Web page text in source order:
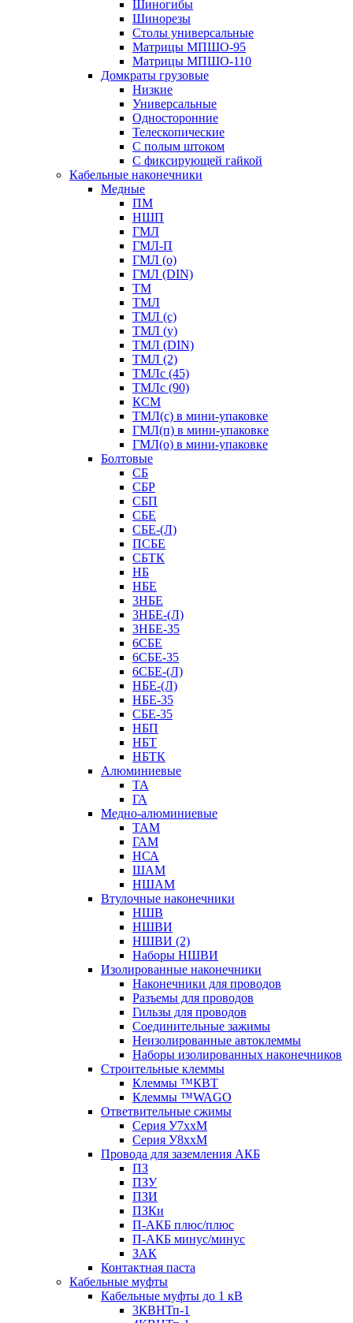
Шиногибы
Шинорезы
Столы универсальные
Матрицы МПШО-95
Матрицы МПШО-110
Домкраты грузовые
Низкие
Универсальные
Односторонние
Телескопические
С полым штоком
С фиксирующей гайкой
Кабельные наконечники
Медные
ПМ
НШП
ГМЛ
ГМЛ-П
ГМЛ (о)
ГМЛ (DIN)
ТМ
ТМЛ
ТМЛ (с)
ТМЛ (у)
ТМЛ (DIN)
ТМЛ (2)
ТМЛс (45)
ТМЛс (90)
КСМ
ТМЛ(с) в мини-упаковке
ГМЛ(п) в мини-упаковке
ГМЛ(о) в мини-упаковке
Болтовые
СБ
СБР
СБП
СБЕ
СБЕ-(Л)
ПСБЕ
СБТК
НБ
НБЕ
3НБЕ
3НБЕ-(Л)
3НБЕ-35
6СБЕ
6СБЕ-35
6СБЕ-(Л)
НБЕ-(Л)
НБЕ-35
СБЕ-35
НБП
НБТ
НБТК
Алюминиевые
ТА
ГА
Медно-алюминиевые
ТАМ
ГАМ
НСА
ШАМ
НШАМ
Втулочные наконечники
НШВ
НШВИ
НШВИ (2)
Наборы НШВИ
Изолированные наконечники
Наконечники для проводов
Разъемы для проводов
Гильзы для проводов
Соединительные зажимы
Неизолированные автоклеммы
Наборы изолированных наконечников
Строительные клеммы
Клеммы ™КВТ
Клеммы ™WAGO
Ответвительные сжимы
Серия У7ххМ
Серия У8ххМ
Провода для заземления АКБ
ПЗ
ПЗУ
ПЗИ
ПЗКи
П-АКБ плюс/плюс
П-АКБ минус/минус
ЗАК
Контактная паста
Кабельные муфты
Кабельные муфты до 1 кВ
3КВНТп-1